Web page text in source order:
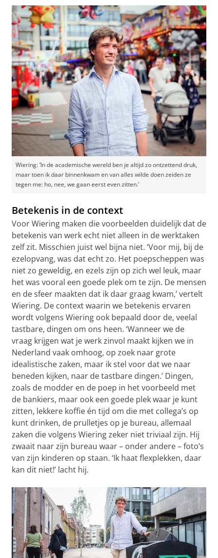
Wiering: ‘In de academische wereld ben je altijd zo ontzettend druk,
maar toen ik daar binnenkwam en van alles wilde doen zeiden ze
tegen me: ho, nee, we gaan eerst even zitten.’
Betekenis in de context
Voor Wiering maken die voorbeelden duidelijk dat de
betekenis van werk echt niet alleen in de werktaken
zelf zit. Misschien juist wel bijna niet. ‘Voor mij, bij de
ezelopvang, was dat echt zo. Het poepscheppen was
niet zo geweldig, en ezels zijn op zich wel leuk, maar
het was vooral een goede plek om te zijn. De mensen
en de sfeer maakten dat ik daar graag kwam,’ vertelt
Wiering. De context waarin we betekenis ervaren
wordt volgens Wiering ook bepaald door de, veelal
tastbare, dingen om ons heen. ‘Wanneer we de
vraag krijgen wat je werk zinvol maakt kijken we in
Nederland vaak omhoog, op zoek naar grote
idealistische zaken, maar ik stel voor dat we naar
beneden kijken, naar de tastbare dingen.’ Dingen,
zoals de modder en de poep in het voorbeeld met
de bankiers, maar ook een goede plek waar je kunt
zitten, lekkere koffie én tijd om die met collega’s op
kunt drinken, de prulletjes op je bureau, allemaal
zaken die volgens Wiering zeker niet triviaal zijn. Hij
zwaait naar zijn bureau waar – onder andere – foto’s
van zijn kinderen op staan. ‘Ik haat flexplekken, daar
kan dit niet!’ lacht hij.